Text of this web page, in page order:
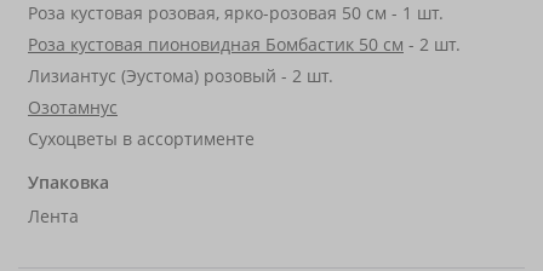
Роза кустовая розовая, ярко-розовая 50 см - 1 шт.
Роза кустовая пионовидная Бомбастик 50 см - 2 шт.
Лизиантус (Эустома) розовый - 2 шт.
Озотамнус
Сухоцветы в ассортименте
Упаковка
Лента